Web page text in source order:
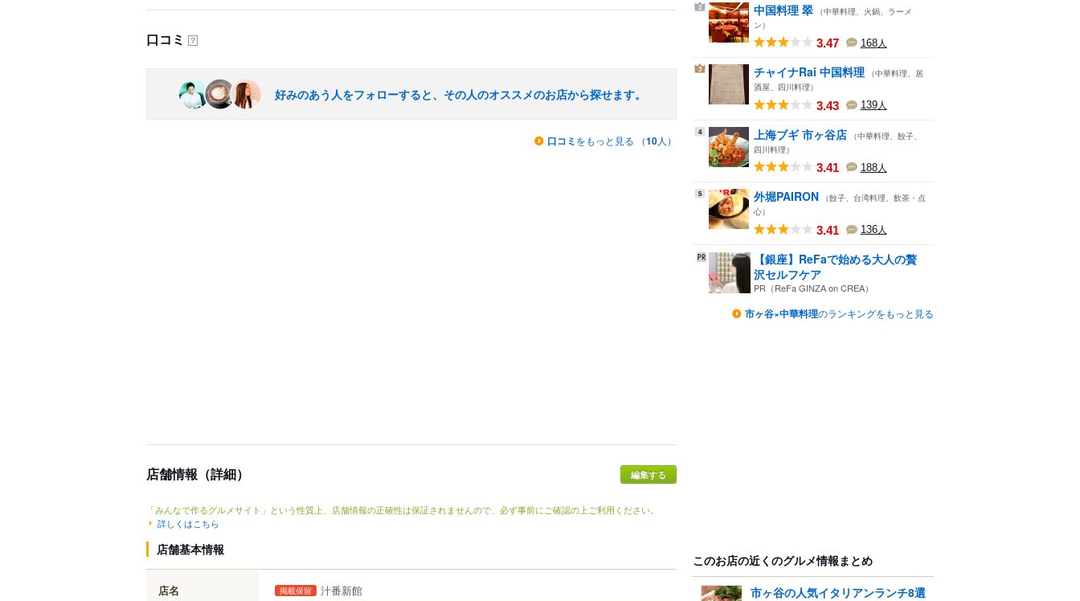
口コミ ？
好みのあう人をフォローすると、その人のオススメのお店から探せます。
口コミ をもっと見る （10人）
店舗情報（詳細）
「みんなで作るグルメサイト」という性質上、店舗情報の正確性は保証されませんので、必ず事前にご確認の上ご利用ください。
詳しくはこちら
店舗基本情報
店名 掲載保留 汁番新館
2 中国料理 翠 （中華料理、火鍋、ラーメ
ン）
3.47 168人
3 チャイナRai 中国料理 （中華料理、居
酒屋、四川料理）
3.43 139人
4 上海ブギ 市ヶ谷店 （中華料理、餃子、
四川料理）
3.41 188人
5 外堀PAIRON （餃子、台湾料理、飲茶・点
心）
3.41 136人
【銀座】ReFaで始める大人の贅
沢セルフケア
PR（ReFa GINZA on CREA）
市ヶ谷×中華料理のランキングをもっと見る
このお店の近くのグルメ情報まとめ
市ヶ谷の人気イタリアンランチ8選